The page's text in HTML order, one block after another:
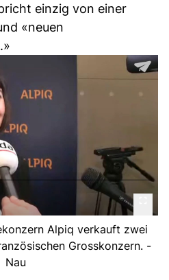
einzig von einer
«neuen
Alpiq verkauft zwei
Grosskonzern. -
Nau